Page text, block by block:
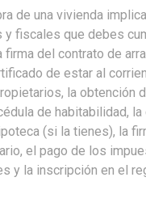
de una vivienda
fiscales que debes
firma del contrato de
de estar al
la obtención
de habitabilidad, la
(si la tienes), la
el pago de los
y la inscripción en el